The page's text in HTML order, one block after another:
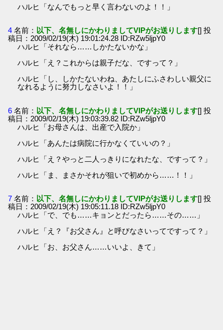
ハルヒ「なんでもっと早く言わないのよ！！」
4 名前： 以下、名無しにかわりましてVIPがお送りします[] 投
稿日：2009/02/19(木) 19:01:24.28 ID:RZw5ljpY0
ハルヒ「それなら……しかたないかな」
ハルヒ「え？これからは親子だな、ですって？」
ハルヒ「し、しかたないわね、あたしにふさわしい親父に
なれるように努力しなさいよ！！」
6 名前： 以下、名無しにかわりましてVIPがお送りします[] 投
稿日：2009/02/19(木) 19:03:39.82 ID:RZw5ljpY0
ハルヒ「お母さんは、出産で入院か」
ハルヒ「あんたは病院に行かなくていいの？」
ハルヒ「え？やっと二人っきりになれたな、ですって？」
ハルヒ「ま、まさかそれが狙いで初めから……！！」
7 名前： 以下、名無しにかわりましてVIPがお送りします[] 投
稿日：2009/02/19(木) 19:05:11.18 ID:RZw5ljpY0
ハルヒ「で、でも……キョンとだったら……その……」
ハルヒ「え？『お父さん』と呼びなさいってですって？」
ハルヒ「お、お父さん……いいよ、きて」